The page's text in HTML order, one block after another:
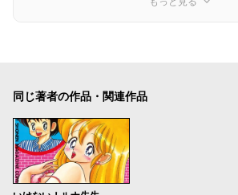
同じ著者の作品・関連作品